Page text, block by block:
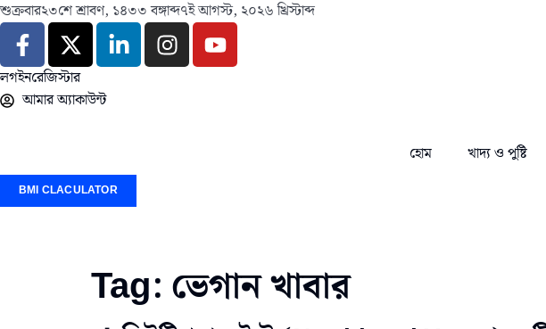
শুক্রবার২৩শে শ্রাবণ, ১৪৩৩ বঙ্গাব্দ৭ই আগস্ট, ২০২৬ খ্রিস্টাব্দ
লগইনরেজিস্টার
আমার অ্যাকাউন্ট
হোম খাদ্য ও পুষ্টি
BMI CLACULATOR
Tag: ভেগান খাবার